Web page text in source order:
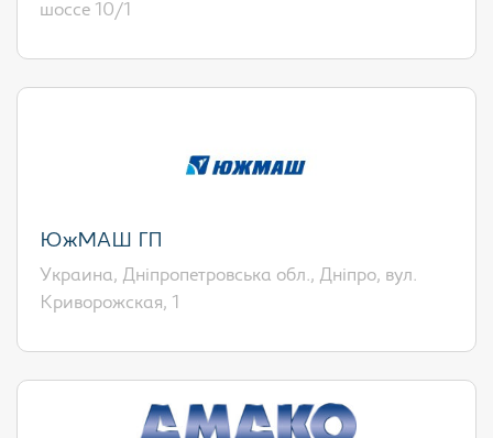
шоссе 10/1
ЮжМАШ ГП
Украина, Дніпропетровська обл., Дніпро, вул.
Криворожская, 1